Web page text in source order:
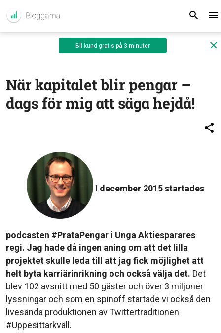
Bli kund gratis på 3 minuter
När kapitalet blir pengar –
dags för mig att säga hejdå!
I december 2015 startades
podcasten #PrataPengar i Unga Aktiesparares
regi. Jag hade då ingen aning om att det lilla
projektet skulle leda till att jag fick möjlighet att
helt byta karriärinrikning och också välja det. Det
blev 102 avsnitt med 50 gäster och över 3 miljoner
lyssningar och som en spinoff startade vi också den
livesända produktionen av Twittertraditionen
#Uppesittarkväll.